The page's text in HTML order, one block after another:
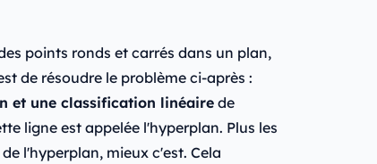
points ronds et carrés dans un plan,
de résoudre le problème ci-après :
et une classification linéairede
ligne est appelée l'hyperplan. Plus les
l'hyperplan, mieux c'est. Cela